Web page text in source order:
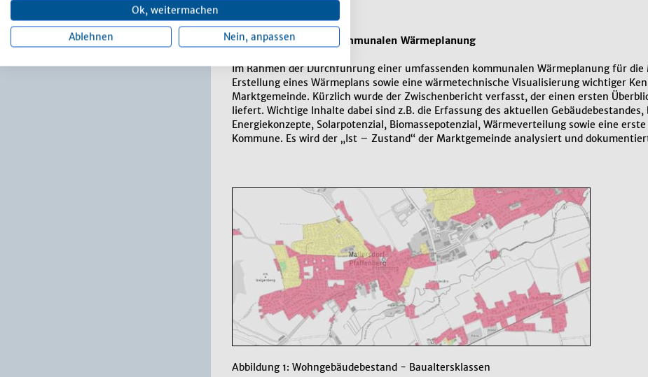
Ok, weitermachen
Ablehnen Nein, anpassen
Aktueller Stand der kommunalen Wärmeplanung
Im Rahmen der Durchführung einer umfassenden kommunalen Wärmeplanung für
Erstellung eines Wärmeplans sowie eine wärmetechnische Visualisierung wichtiger
Marktgemeinde. Kürzlich wurde der Zwischenbericht verfasst, der einen ersten
liefert. Wichtige Inhalte dabei sind z.B. die Erfassung des aktuellen
Energiekonzepte, Solarpotenzial, Biomassepotenzial, Wärmeverteilung sowie eine
Kommune. Es wird der „Ist – Zustand“ der Marktgemeinde analysiert und
Abbildung 1: Wohngebäudebestand - Baualtersklassen